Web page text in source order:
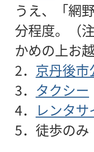
うえ、「網
分程度。（
かめの上お
2． 京丹後市
3． タクシー
4． レンタサ
5．徒歩のみ